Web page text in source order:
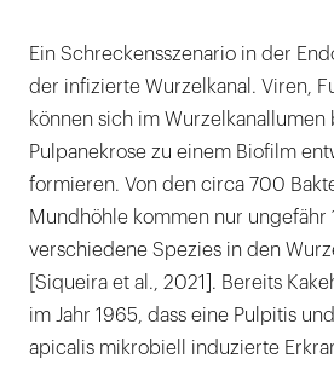
Ein Schreckensszenario in der
der infizierte Wurzelkanal. Viren,
können sich im
Pulpanekrose zu einem Biofilm
formieren. Von den circa 700
Mundhöhle kommen nur ungefähr
verschiedene Spezies in den
[Siqueira et al., 2021]. Bereits
im Jahr 1965, dass eine Pulpitis
apicalis mikrobiell induzierte